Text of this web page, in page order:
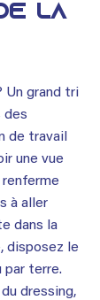
LA
Un grand tri
des
de travail
une vue
à aller
dans la
disposez le
par terre.
dressing,